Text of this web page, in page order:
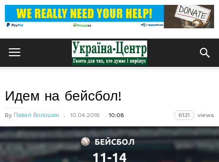
Идем на бейсбол!
By Павел Волошин 10.04.2018 10:08 6131 views